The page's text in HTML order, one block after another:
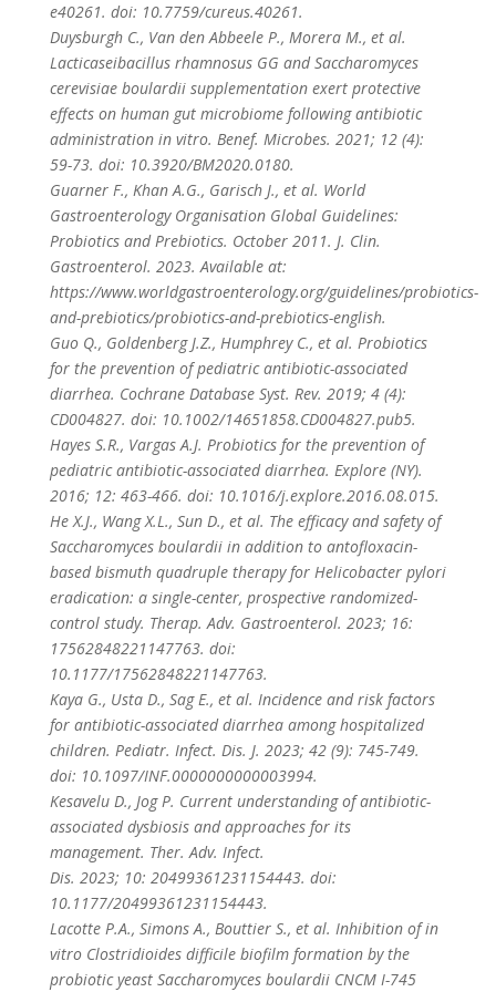
e40261. doi: 10.7759/cureus.40261.
Duysburgh C., Van den Abbeele P., Morera M., et al.
Lacticaseibacillus rhamnosus GG and Saccharomyces
cerevisiae boulardii supplementation exert protective
effects on human gut microbiome following antibiotic
administration in vitro. Benef. Microbes. 2021; 12 (4):
59-73. doi: 10.3920/BM2020.0180.
Guarner F., Khan A.G., Garisch J., et al. World
Gastroenterology Organisation Global Guidelines:
Probiotics and Prebiotics. October 2011. J. Clin.
Gastroenterol. 2023. Available at:
https://www.worldgastroenterology.org/guidelines/probiotics-
and-prebiotics/probiotics-and-prebiotics-english.
Guo Q., Goldenberg J.Z., Humphrey C., et al. Probiotics
for the prevention of pediatric antibiotic-associated
diarrhea. Cochrane Database Syst. Rev. 2019; 4 (4):
CD004827. doi: 10.1002/14651858.CD004827.pub5.
Hayes S.R., Vargas A.J. Probiotics for the prevention of
pediatric antibiotic-associated diarrhea. Explore (NY).
2016; 12: 463-466. doi: 10.1016/j.explore.2016.08.015.
He X.J., Wang X.L., Sun D., et al. The efficacy and safety of
Saccharomyces boulardii in addition to antofloxacin-
based bismuth quadruple therapy for Helicobacter pylori
eradication: a single-center, prospective randomized-
control study. Therap. Adv. Gastroenterol. 2023; 16:
17562848221147763. doi:
10.1177/17562848221147763.
Kaya G., Usta D., Sag E., et al. Incidence and risk factors
for antibiotic-associated diarrhea among hospitalized
children. Pediatr. Infect. Dis. J. 2023; 42 (9): 745-749.
doi: 10.1097/INF.0000000000003994.
Kesavelu D., Jog P. Current understanding of antibiotic-
associated dysbiosis and approaches for its
management. Ther. Adv. Infect.
Dis. 2023; 10: 20499361231154443. doi:
10.1177/20499361231154443.
Lacotte P.A., Simons A., Bouttier S., et al. Inhibition of in
vitro Clostridioides difficile biofilm formation by the
probiotic yeast Saccharomyces boulardii CNCM I-745